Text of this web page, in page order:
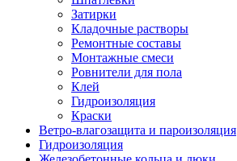
Затирки
Кладочные растворы
Ремонтные составы
Монтажные смеси
Ровнители для пола
Клей
Гидроизоляция
Краски
Ветро-влагозащита и пароизоляция
Гидроизоляция